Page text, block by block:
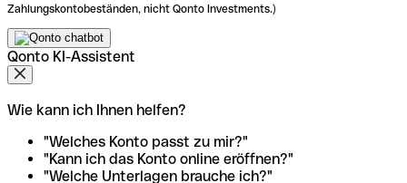
Zahlungskontobeständen, nicht Qonto Investments.)
Qonto KI-Assistent
Wie kann ich Ihnen helfen?
"Welches Konto passt zu mir?"
"Kann ich das Konto online eröffnen?"
"Welche Unterlagen brauche ich?"